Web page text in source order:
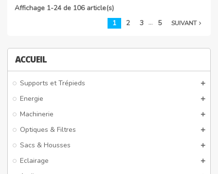
ACCUEIL
Supports et Trépieds
Energie
Machinerie
Optiques & Filtres
Sacs & Housses
Eclairage
Affichage 1-24 de 106 article(s)
1
2 3 … 5 SUIVANTnavigate_next